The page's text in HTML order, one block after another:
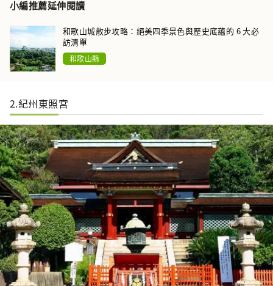
小編推薦延伸閱讀
和歌山城散步攻略：絕美四季景色與歷史底蘊的 6 大必
訪清單
和歌山縣
2.紀州東照宮